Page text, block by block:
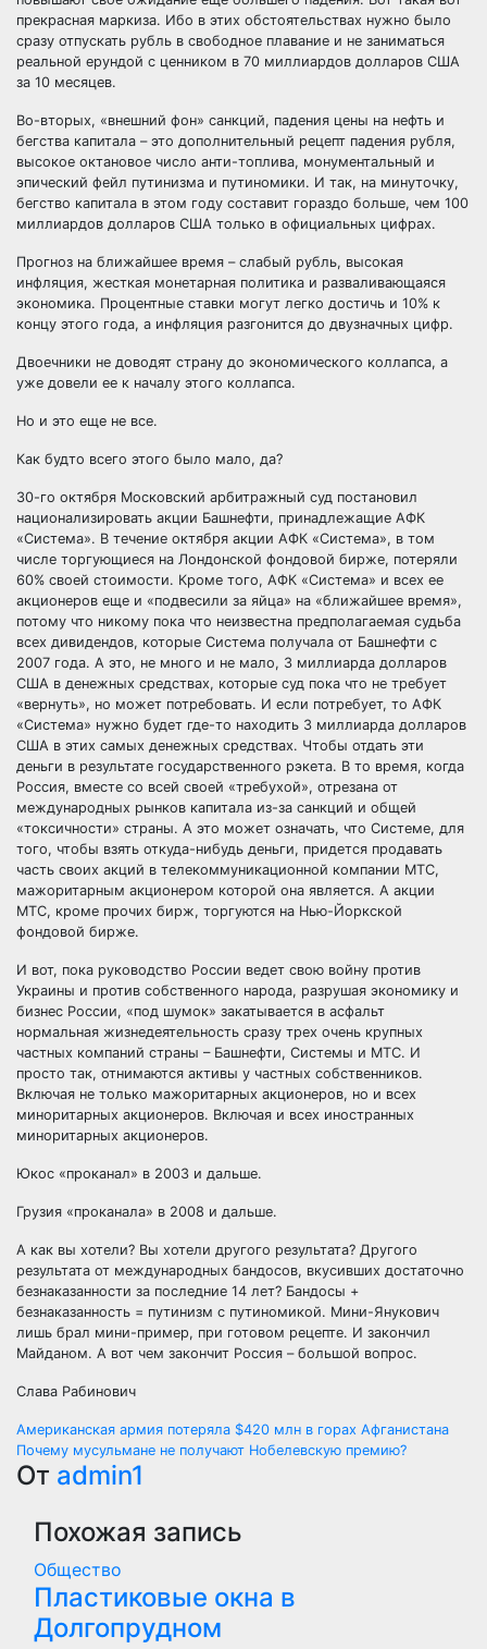
прекрасная маркиза. Ибо в этих обстоятельствах нужно было
сразу отпускать рубль в свободное плавание и не заниматься
реальной ерундой с ценником в 70 миллиардов долларов США
за 10 месяцев.
Во-вторых, «внешний фон» санкций, падения цены на нефть и
бегства капитала – это дополнительный рецепт падения рубля,
высокое октановое число анти-топлива, монументальный и
эпический фейл путинизма и путиномики. И так, на минуточку,
бегство капитала в этом году составит гораздо больше, чем 100
миллиардов долларов США только в официальных цифрах.
Прогноз на ближайшее время – слабый рубль, высокая
инфляция, жесткая монетарная политика и разваливающаяся
экономика. Процентные ставки могут легко достичь и 10% к
концу этого года, а инфляция разгонится до двузначных цифр.
Двоечники не доводят страну до экономического коллапса, а
уже довели ее к началу этого коллапса.
Но и это еще не все.
Как будто всего этого было мало, да?
30-го октября Московский арбитражный суд постановил
национализировать акции Башнефти, принадлежащие АФК
«Система». В течение октября акции АФК «Система», в том
числе торгующиеся на Лондонской фондовой бирже, потеряли
60% своей стоимости. Кроме того, АФК «Система» и всех ее
акционеров еще и «подвесили за яйца» на «ближайшее время»,
потому что никому пока что неизвестна предполагаемая судьба
всех дивидендов, которые Система получала от Башнефти с
2007 года. А это, не много и не мало, 3 миллиарда долларов
США в денежных средствах, которые суд пока что не требует
«вернуть», но может потребовать. И если потребует, то АФК
«Система» нужно будет где-то находить 3 миллиарда долларов
США в этих самых денежных средствах. Чтобы отдать эти
деньги в результате государственного рэкета. В то время, когда
Россия, вместе со всей своей «требухой», отрезана от
международных рынков капитала из-за санкций и общей
«токсичности» страны. А это может означать, что Системе, для
того, чтобы взять откуда-нибудь деньги, придется продавать
часть своих акций в телекоммуникационной компании МТС,
мажоритарным акционером которой она является. А акции
МТС, кроме прочих бирж, торгуются на Нью-Йоркской
фондовой бирже.
И вот, пока руководство России ведет свою войну против
Украины и против собственного народа, разрушая экономику и
бизнес России, «под шумок» закатывается в асфальт
нормальная жизнедеятельность сразу трех очень крупных
частных компаний страны – Башнефти, Системы и МТС. И
просто так, отнимаются активы у частных собственников.
Включая не только мажоритарных акционеров, но и всех
миноритарных акционеров. Включая и всех иностранных
миноритарных акционеров.
Юкос «проканал» в 2003 и дальше.
Грузия «проканала» в 2008 и дальше.
А как вы хотели? Вы хотели другого результата? Другого
результата от международных бандосов, вкусивших достаточно
безнаказанности за последние 14 лет? Бандосы +
безнаказанность = путинизм с путиномикой. Мини-Янукович
лишь брал мини-пример, при готовом рецепте. И закончил
Майданом. А вот чем закончит Россия – большой вопрос.
Слава Рабинович
Навигация
по
записям
Американская армия потеряла $420 млн в горах Афганистана
Почему мусульмане не получают Нобелевскую премию?
От admin1
Похожая запись
Общество
Пластиковые окна в
Долгопрудном